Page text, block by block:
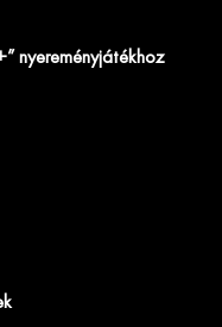
nyereményjátékhoz